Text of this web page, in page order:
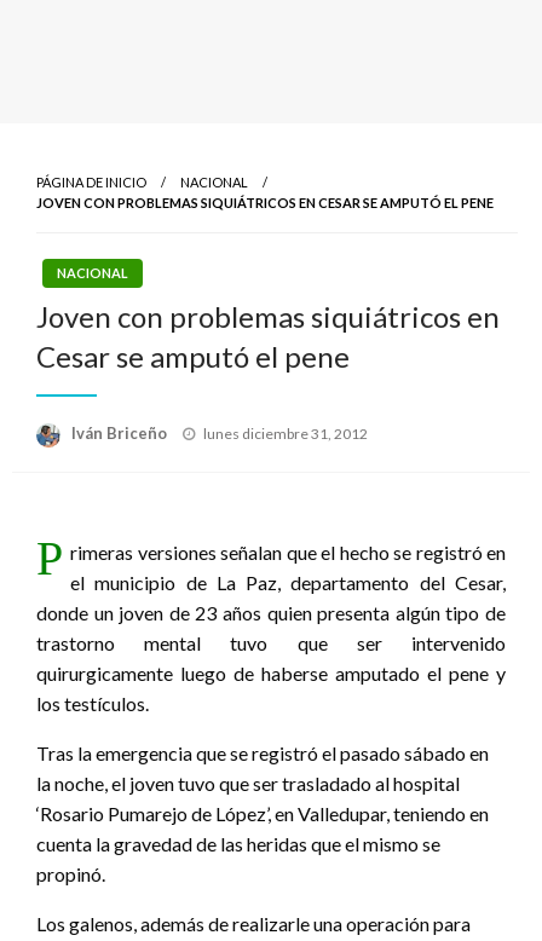
PÁGINA DE INICIO
NACIONAL
JOVEN CON PROBLEMAS SIQUIÁTRICOS EN CESAR SE AMPUTÓ EL PENE
NACIONAL
Joven con problemas siquiátricos en
Cesar se amputó el pene
Iván Briceño
Publicado
lunes diciembre 31, 2012
P rimeras versiones señalan que el hecho se registró en
el municipio de La Paz, departamento del Cesar,
donde un joven de 23 años quien presenta algún tipo de
trastorno mental tuvo que ser intervenido
quirurgicamente luego de haberse amputado el pene y
los testículos.
Tras la emergencia que se registró el pasado sábado en
la noche, el joven tuvo que ser trasladado al hospital
‘Rosario Pumarejo de López’, en Valledupar, teniendo en
cuenta la gravedad de las heridas que el mismo se
propinó.
Los galenos, además de realizarle una operación para